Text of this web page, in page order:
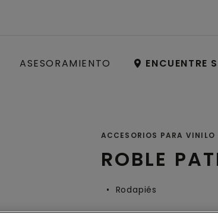
ASESORAMIENTO ENCUENTRE
ROBLE
ACCESORIOS PARA VINILO
Rodapiés